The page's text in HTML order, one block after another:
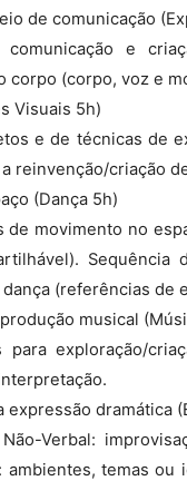
de comunicação
e
corpo (corpo, voz e
Visuais 5h)
e de técnicas de
reinvenção/criação
(Dança 5h)
movimento no
Sequência
(referências de
musical
exploração/
expressão dramática
Verbal:
temas ou